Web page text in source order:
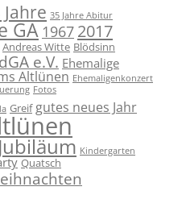
Jahre 35 Jahre Abitur
GA 1967 2017
Andreas Witte Blödsinn
e.V. Ehemalige
Altlünen Ehemaligenkonzert
Fotos
Greif gutes neues Jahr
Jubiläum Kindergarten
Quatsch